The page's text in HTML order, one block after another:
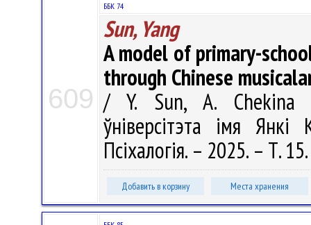
609
ББК 74
Sun, Yang
A model of primary-
through Chinese
/ Y. Sun, A. Chekina //
ўніверсітэта імя Янкі
Псіхалогія. – 2025. – Т.
Добавить в корзину Места хранения